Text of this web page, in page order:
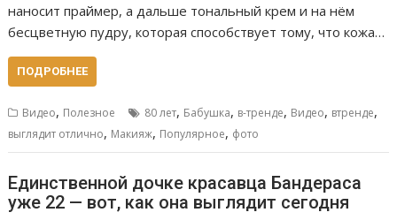
наносит праймер, а дальше тональный крем и на нём
бесцветную пудру, которая способствует тому, что кожа…
ПОДРОБНЕЕ
Видео, Полезное 80 лет, Бабушка, в-тренде, Видео, втренде,
выглядит отлично, Макияж, Популярное, фото
Единственной дочке красавца Бандераса
уже 22 — вот, как она выглядит сегодня